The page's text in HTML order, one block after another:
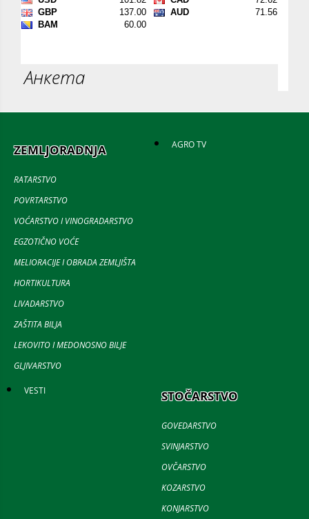
Анкета
ZEMLJORADNJA
RATARSTVO
POVRTARSTVO
VOĆARSTVO I VINOGRADARSTVO
EGZOTIČNO VOĆE
MELIORACIJE I OBRADA ZEMLJIŠTA
HORTIKULTURA
LIVADARSTVO
ZAŠTITA BILJA
LEKOVITO I MEDONOSNO BILJE
GLJIVARSTVO
AGRO TV
VESTI STOČARSTVO
GOVEDARSTVO
SVINJARSTVO
OVČARSTVO
KOZARSTVO
KONJARSTVO